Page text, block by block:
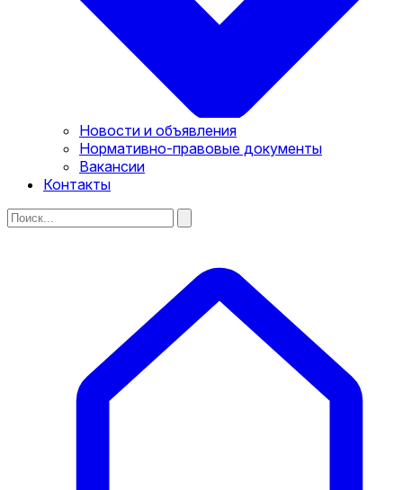
Новости и объявления
Нормативно-правовые документы
Вакансии
Контакты